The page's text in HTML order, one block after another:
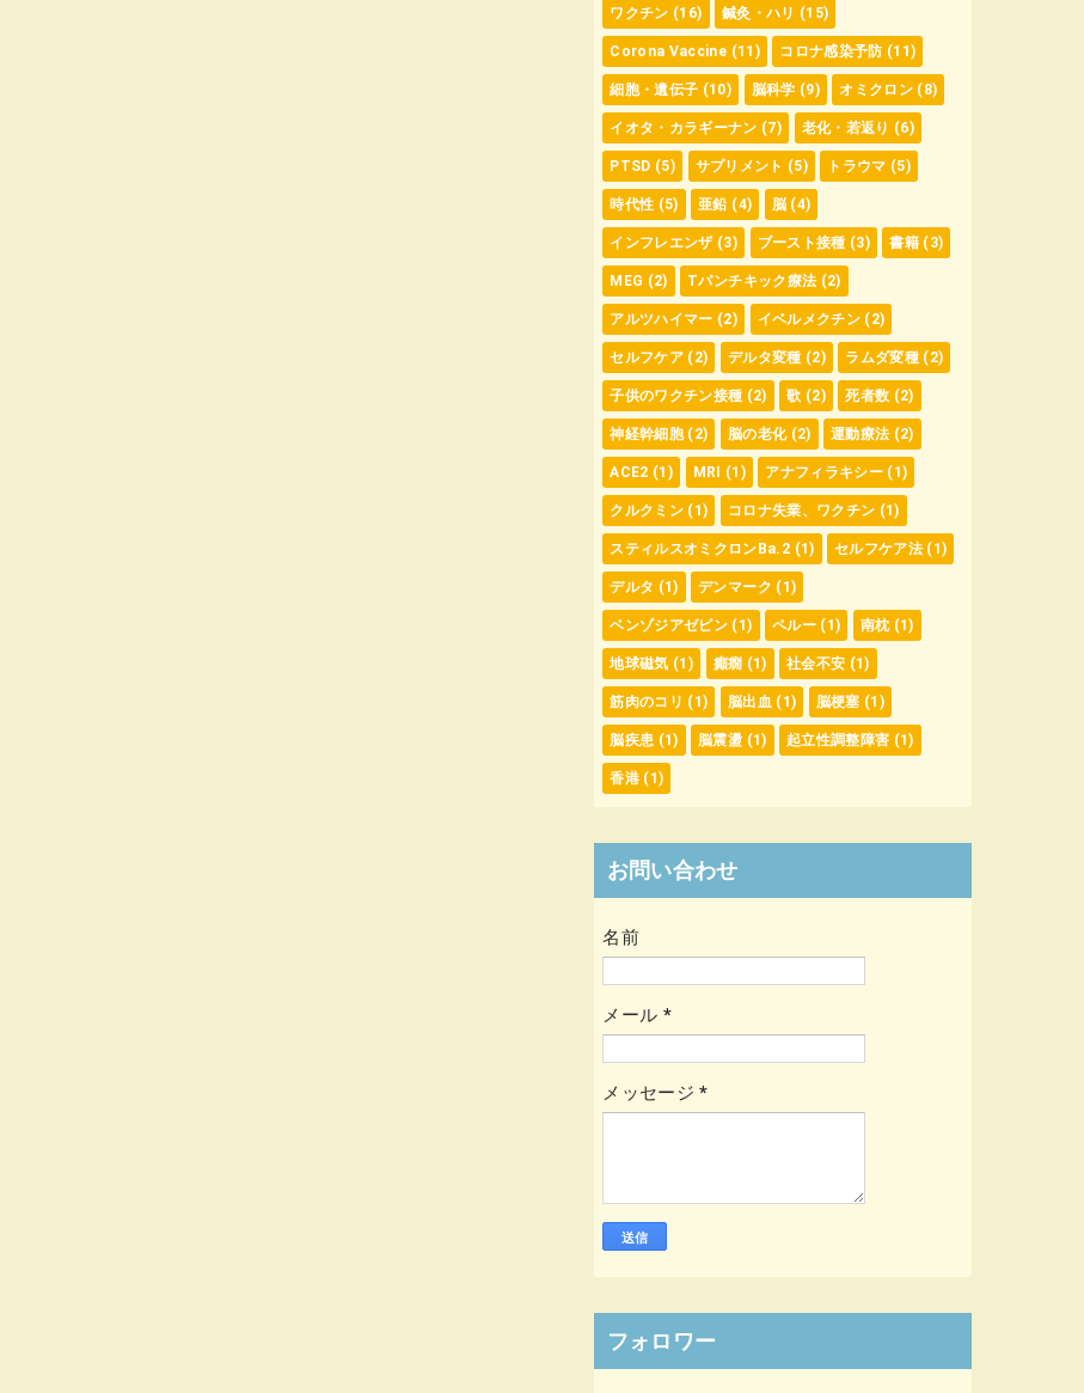
ワクチン (16) 鍼灸・ハリ (15)
Corona Vaccine (11) コロナ感染予防 (11)
細胞・遺伝子 (10) 脳科学 (9) オミクロン (8)
イオタ・カラギーナン (7) 老化・若返り (6)
PTSD (5) サプリメント (5) トラウマ (5)
時代性 (5) 亜鉛 (4) 脳 (4)
インフレエンザ (3) ブースト接種 (3) 書籍 (3)
MEG (2) Tパンチキック療法 (2)
アルツハイマー (2) イベルメクチン (2)
セルフケア (2) デルタ変種 (2) ラムダ変種 (2)
子供のワクチン接種 (2) 歌 (2) 死者数 (2)
神経幹細胞 (2) 脳の老化 (2) 運動療法 (2)
ACE2 (1) MRI (1) アナフィラキシー (1)
クルクミン (1) コロナ失業、ワクチン (1)
スティルスオミクロンBa.2 (1) セルフケア法 (1)
デルタ (1) デンマーク (1)
ベンゾジアゼピン (1) ペルー (1) 南枕 (1)
地球磁気 (1) 癲癇 (1) 社会不安 (1)
筋肉のコリ (1) 脳出血 (1) 脳梗塞 (1)
脳疾患 (1) 脳震盪 (1) 起立性調整障害 (1)
香港 (1)
お問い合わせ
名前
メール *
メッセージ*
フォロワー